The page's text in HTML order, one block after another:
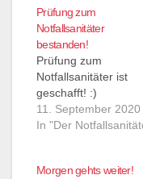
Prüfung zum
Notfallsanitäter
bestanden!
Prüfung zum
Notfallsanitäter ist
geschafft! :)
11. September 2020
In "Der
Morgen gehts weiter!